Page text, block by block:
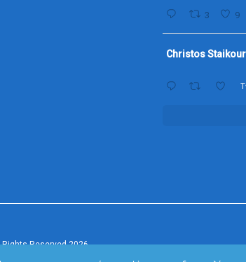
3 9
Christos
Reserved 2026